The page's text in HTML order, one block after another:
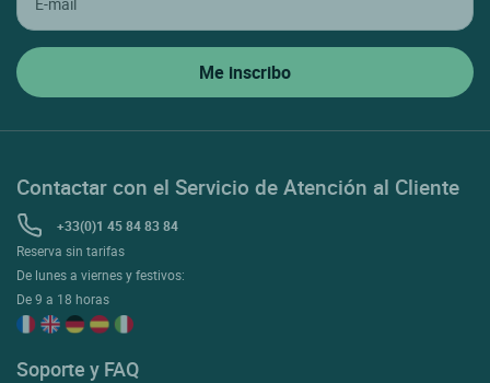
Contactar con el Servicio de Atención al Cliente
+33(0)1 45 84 83 84
Reserva sin tarifas
De lunes a viernes y festivos:
De 9 a 18 horas
Soporte y FAQ